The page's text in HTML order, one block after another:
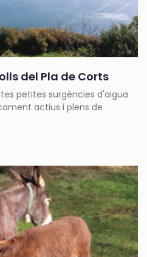
del Pla de Corts
petites surgències d'aigua
actius i plens de